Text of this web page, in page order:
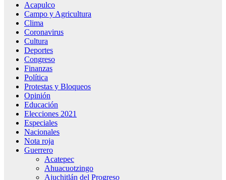
Acapulco
Campo y Agricultura
Clima
Coronavirus
Cultura
Deportes
Congreso
Finanzas
Política
Protestas y Bloqueos
Opinión
Educación
Elecciones 2021
Especiales
Nacionales
Nota roja
Guerrero
Acatepec
Ahuacuotzingo
Ajuchitlán del Progreso